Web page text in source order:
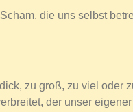
die uns selbst
zu groß, zu viel oder
der unser